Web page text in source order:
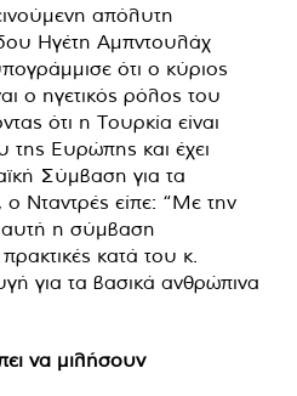
απόλυτη
Ηγέτη Αμπντουλάχ
ότι ο κύριος
ο ηγετικός ρόλος του
ότι η Τουρκία είναι
Ευρώπης και έχει
Σύμβαση για τα
Νταντρές είπε: “Με την
αυτή η σύμβαση
κατά του κ.
για τα βασικά ανθρώπινα
να μιλήσουν